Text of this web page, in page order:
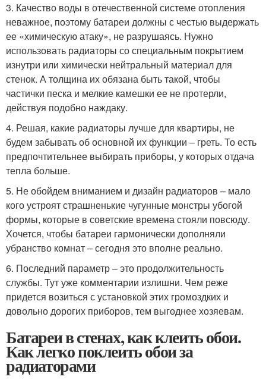
3. Качество воды в отечественной системе отопления
неважное, поэтому батареи должны с честью выдержать
ее «химическую атаку», не разрушаясь. Нужно
использовать радиаторы со специальным покрытием
изнутри или химически нейтральный материал для
стенок. А толщина их обязана быть такой, чтобы
частички песка и мелкие камешки ее не протерли,
действуя подобно наждаку.
4. Решая, какие радиаторы лучше для квартиры, не
будем забывать об основной их функции – греть. То есть
предпочтительнее выбирать приборы, у которых отдача
тепла больше.
5. Не обойдем вниманием и дизайн радиаторов – мало
кого устроят страшненькие чугунные монстры убогой
формы, которые в советские времена стояли повсюду.
Хочется, чтобы батареи гармонически дополняли
убранство комнат – сегодня это вполне реально.
6. Последний параметр – это продолжительность
службы. Тут уже комментарии излишни. Чем реже
придется возиться с установкой этих громоздких и
довольно дорогих приборов, тем выгоднее хозяевам.
Батареи в стенах, как клеить обои.
Как легко поклеить обои за
радиаторами